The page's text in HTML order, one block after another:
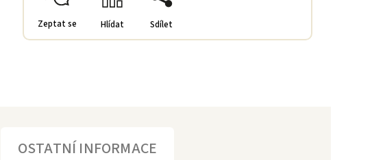
Zeptat se Hlídat Sdílet
OSTATNÍ INFORMACE